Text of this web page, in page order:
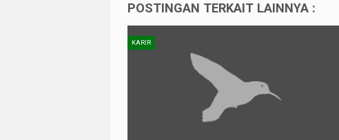
POSTINGAN TERKAIT LAINNYA :
KARIR